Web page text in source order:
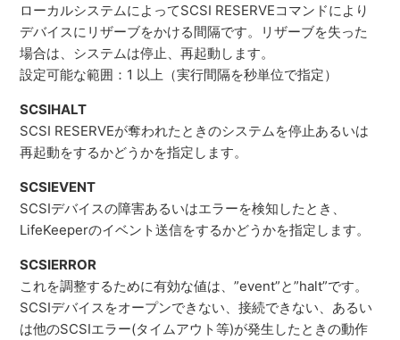
ローカルシステムによってSCSI RESERVEコマンドにより
デバイスにリザーブをかける間隔です。リザーブを失った
場合は、システムは停止、再起動します。
設定可能な範囲：1 以上（実行間隔を秒単位で指定）
SCSIHALT
SCSI RESERVEが奪われたときのシステムを停止あるいは
再起動をするかどうかを指定します。
SCSIEVENT
SCSIデバイスの障害あるいはエラーを検知したとき、
LifeKeeperのイベント送信をするかどうかを指定します。
SCSIERROR
これを調整するために有効な値は、”event”と”halt”です。
SCSIデバイスをオープンできない、接続できない、あるい
は他のSCSIエラー(タイムアウト等)が発生したときの動作